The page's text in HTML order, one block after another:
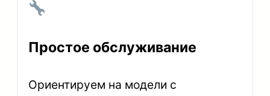
Простое обслуживание
Ориентируем на модели с